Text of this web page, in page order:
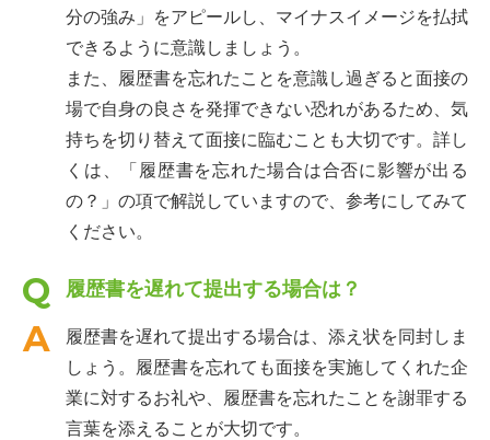
分の強み」をアピールし、マイナスイメージを払拭
できるように意識しましょう。
また、履歴書を忘れたことを意識し過ぎると面接の
場で自身の良さを発揮できない恐れがあるため、気
持ちを切り替えて面接に臨むことも大切です。詳し
くは、「履歴書を忘れた場合は合否に影響が出る
の？」の項で解説していますので、参考にしてみて
ください。
履歴書を遅れて提出する場合は？
履歴書を遅れて提出する場合は、添え状を同封しま
しょう。履歴書を忘れても面接を実施してくれた企
業に対するお礼や、履歴書を忘れたことを謝罪する
言葉を添えることが大切です。